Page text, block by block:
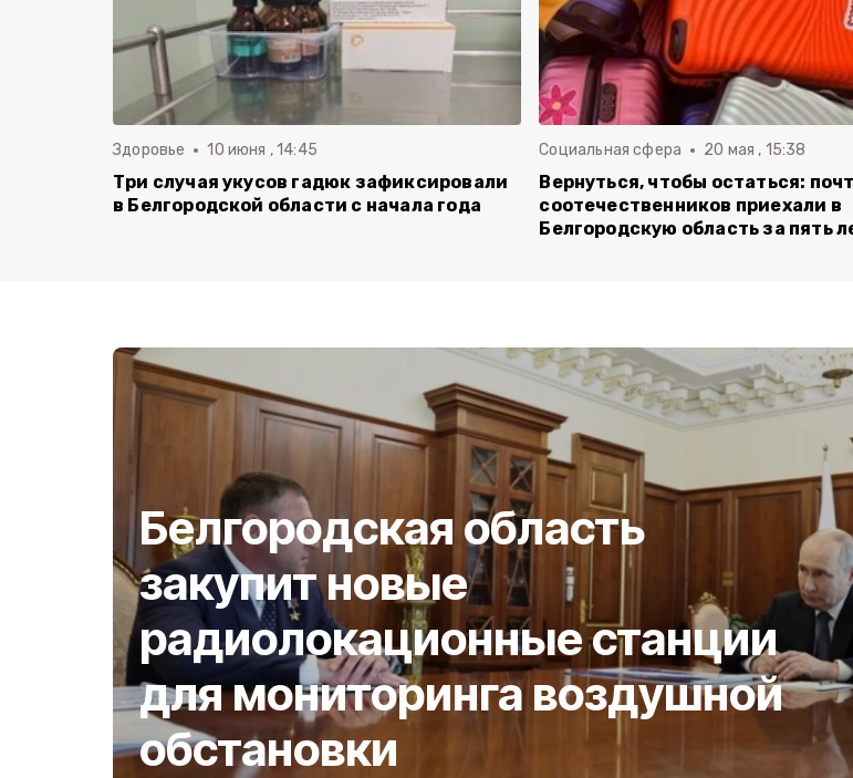
Здоровье 10 июня , 14:45
Три случая укусов гадюк зафиксировали
в Белгородской области с начала года
Социальная сфера 20 мая , 15:38
Вернуться, чтобы остаться:
соотечественников приехали в
Белгородскую область за пять
Белгородская область
закупит новые
радиолокационные станции
для мониторинга воздушной
обстановки